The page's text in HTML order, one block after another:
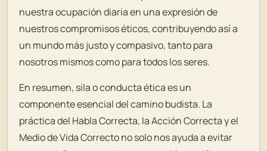
nuestra ocupación diaria en una expresión de
nuestros compromisos éticos, contribuyendo así a
un mundo más justo y compasivo, tanto para
nosotros mismos como para todos los seres.
En resumen, silao conducta ética es un
componente esencial del camino budista. La
práctica del Habla Correcta, la Acción Correcta y el
Medio de Vida Correcto no solo nos ayuda a evitar